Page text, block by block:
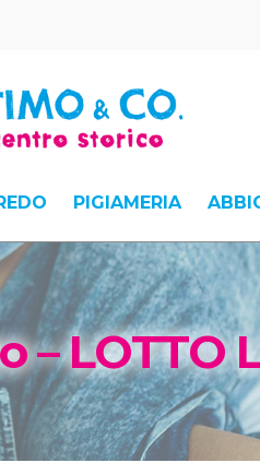
PIGIAMERIA
LOTTO